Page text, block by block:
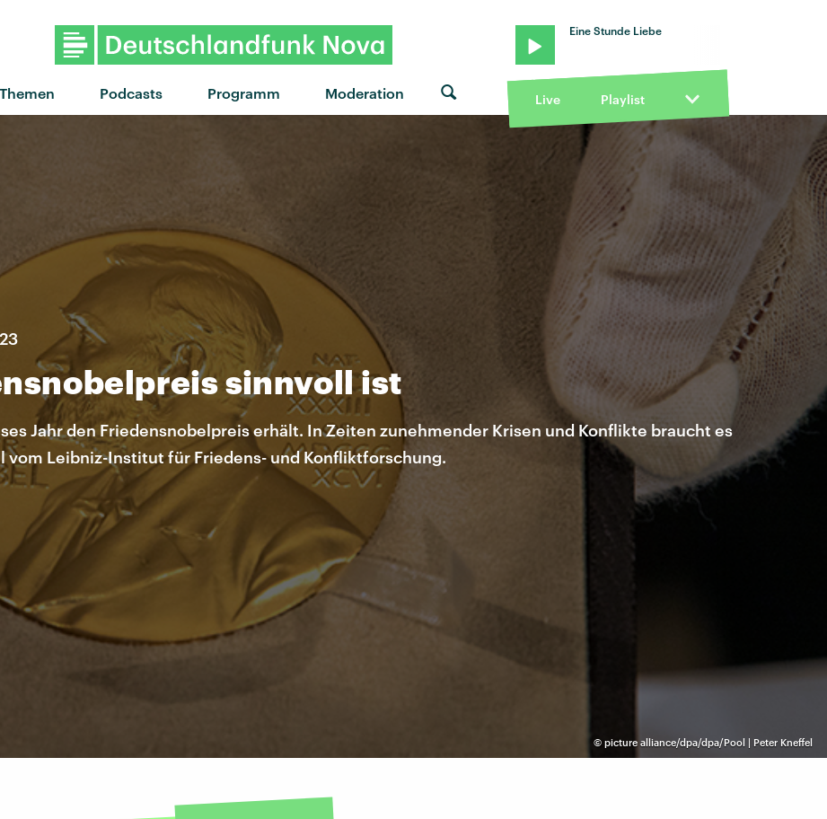
Themen Podcasts Programm Moderation
Eine Stunde Liebe
Live Playlist
© picture alliance/dpa/dpa/Pool | Peter Kneffel
sinnvoll ist
Jahr den Friedensnobelpreis erhält. In Zeiten zunehmender Krisen und Konflikte braucht es
vom Leibniz-Institut für Friedens- und Konfliktforschung.